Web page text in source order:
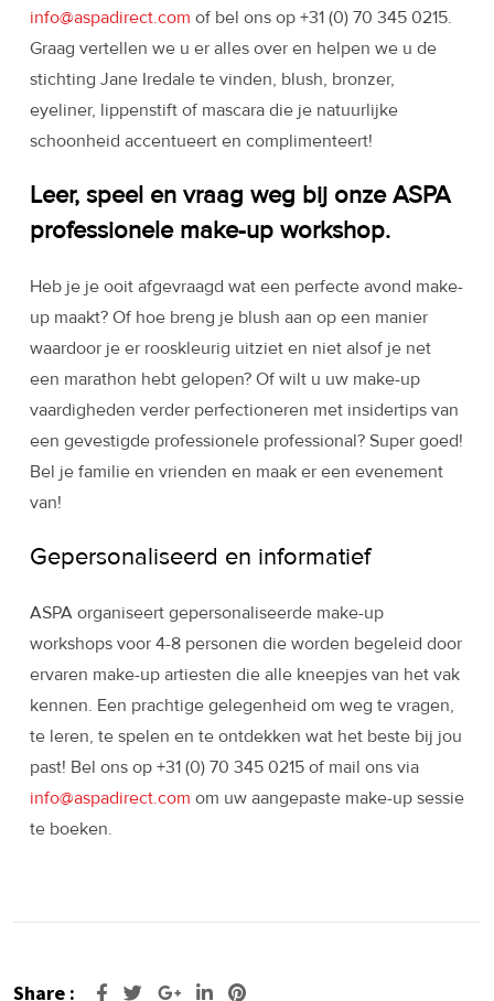
info@aspadirect.com of bel ons op +31 (0) 70 345 0215.
Graag vertellen we u er alles over en helpen we u de
stichting Jane Iredale te vinden, blush, bronzer,
eyeliner, lippenstift of mascara die je natuurlijke
schoonheid accentueert en complimenteert!
Leer, speel en vraag weg bij onze ASPA
professionele make-up workshop.
Heb je je ooit afgevraagd wat een perfecte avond make-
up maakt? Of hoe breng je blush aan op een manier
waardoor je er rooskleurig uitziet en niet alsof je net
een marathon hebt gelopen? Of wilt u uw make-up
vaardigheden verder perfectioneren met insidertips van
een gevestigde professionele professional? Super goed!
Bel je familie en vrienden en maak er een evenement
van!
Gepersonaliseerd en informatief
ASPA organiseert gepersonaliseerde make-up
workshops voor 4-8 personen die worden begeleid door
ervaren make-up artiesten die alle kneepjes van het vak
kennen. Een prachtige gelegenheid om weg te vragen,
te leren, te spelen en te ontdekken wat het beste bij jou
past! Bel ons op +31 (0) 70 345 0215 of mail ons via
info@aspadirect.com om uw aangepaste make-up sessie
te boeken.
Share : Google+LinkedIn
Pinterest